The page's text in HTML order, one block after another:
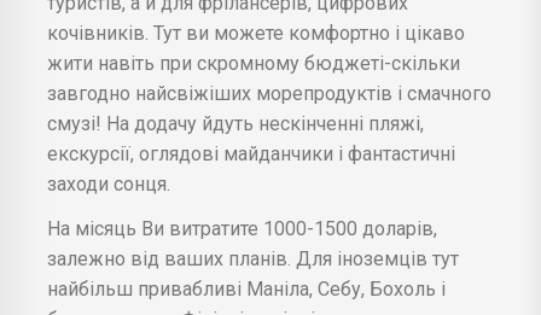
кочівників. Тут ви можете комфортно і цікаво
жити навіть при скромному бюджеті-скільки
завгодно найсвіжіших морепродуктів і смачного
смузі! На додачу йдуть нескінченні пляжі,
екскурсії, оглядові майданчики і фантастичні
заходи сонця.
На місяць Ви витратите 1000-1500 доларів,
залежно від ваших планів. Для іноземців тут
найбільш привабливі Маніла, Себу, Бохоль і